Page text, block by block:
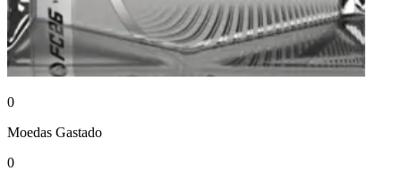
0
Moedas Gastado
0